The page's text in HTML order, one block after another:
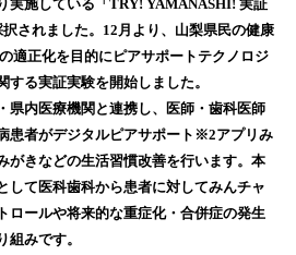
実施している「TRY! YAMANASHI! 実証
されました。12月より、山梨県民の健康
適正化を目的にピアサポートテクノロジ
る実証実験を開始しました。
内医療機関と連携し、医師・歯科医師
患者がデジタルピアサポート※2アプリみ
がきなどの生活習慣改善を行います。本
して医科歯科から患者に対してみんチャ
ロールや将来的な重症化・合併症の発生
組みです。